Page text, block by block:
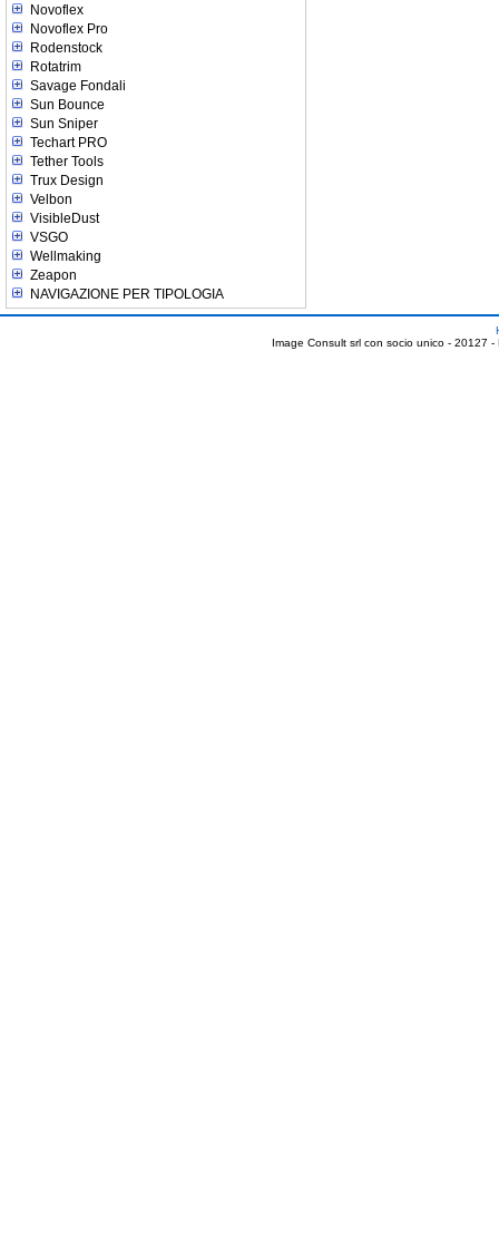
Novoflex
Novoflex Pro
Rodenstock
Rotatrim
Savage Fondali
Sun Bounce
Sun Sniper
Techart PRO
Tether Tools
Trux Design
Velbon
VisibleDust
VSGO
Wellmaking
Zeapon
NAVIGAZIONE PER TIPOLOGIA
Image Consult srl con socio unico - 20127